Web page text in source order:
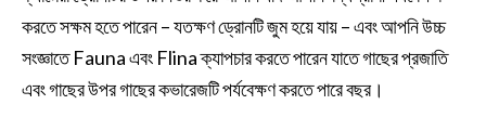
করতে সক্ষম হতে পারেন – যতক্ষণ ড্রোনটি জুম হয়ে যায় – এবং আপনি উচ্চ
সংজ্ঞাতে Fauna এবং Flina ক্যাপচার করতে পারেন যাতে গাছের প্রজাতি
এবং গাছের উপর গাছের কভারেজটি পর্যবেক্ষণ করতে পারে বছর।